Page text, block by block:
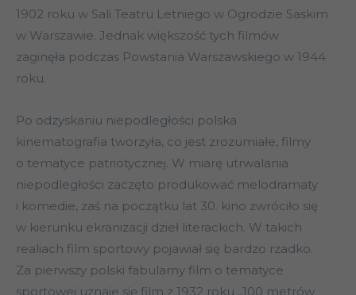
1902 roku w Sali Teatru Letniego w Ogrodzie Saskim
w Warszawie. Jednak większość tych filmów
zaginęła podczas Powstania Warszawskiego w 1944
roku.
Po odzyskaniu niepodległości polska
kinematografia tworzyła, co jest zrozumiałe, filmy
o tematyce patriotycznej. W miarę utrwalania
niepodległości zaczęto produkować melodramaty
i komedie, zaś na początku lat 30. kino zwróciło się
w kierunku ekranizacji dzieł literackich. W takich
realiach film sportowy pojawiał się bardzo rzadko.
Za pierwszy polski fabularny film o tematyce
sportowej uznaje się film z 1932 roku „100 metrów